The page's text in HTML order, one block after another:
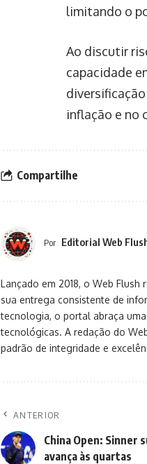
limitando o
Ao discutir
capacidade
inflação e no
Compartilhe
Por Editorial Web
Lançado em 2018, o Web
sua entrega consistente de
tecnologia, o portal abraça
tecnológicas. A redação do
padrão de integridade e
ANTERIOR
China Open: Sinner
avança às quartas